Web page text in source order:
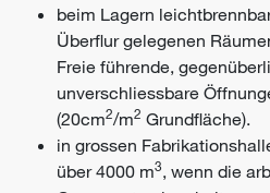
beim Lagern
Überflur gelegenen
Freie führende,
unverschliessbare
(20cm2/m2 Grundfläche).
in grossen
über 4000 m3, wenn die